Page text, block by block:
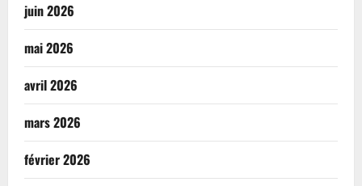
juin 2026
mai 2026
avril 2026
mars 2026
février 2026